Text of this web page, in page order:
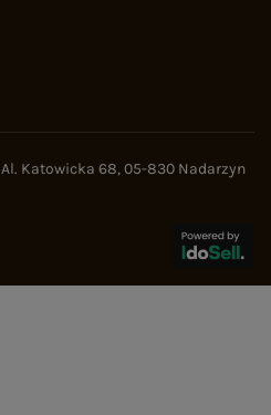
Al. Katowicka 68,05-830 Nadarzyn